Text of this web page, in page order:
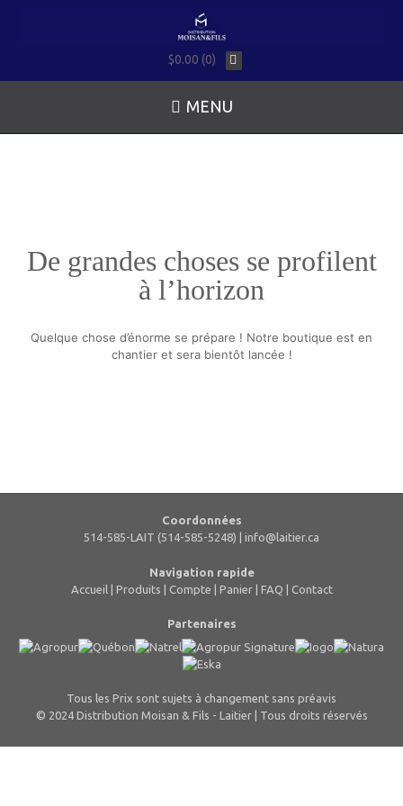
$0.00 (0)
MENU
De grandes choses se profilent
à l’horizon
Quelque chose d’énorme se prépare ! Notre boutique est en
chantier et sera bientôt lancée !
Coordonnées
514-585-LAIT (514-585-5248) | info@laitier.ca
Navigation rapide
Accueil | Produits | Compte | Panier| FAQ | Contact
Partenaires
Tous les Prix sont sujets à changement sans préavis
© 2024 Distribution Moisan & Fils - Laitier | Tous droits réservés